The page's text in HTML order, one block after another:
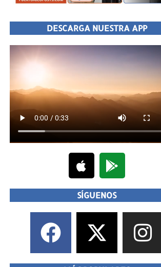
DESCARGA NUESTRA APP
SÍGUENOS